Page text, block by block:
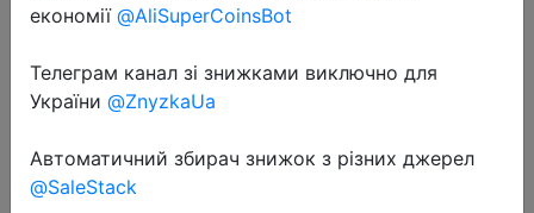
New Mechanical Fingertip Spinner
DIY Deformable Stress Relief
Transformable Creative Gyro Toy for
Kids Fingertip Spin
економії @AliSuperCoinsBot
Телеграм канал зі знижками виключно для
України @ZnyzkaUa
Автоматичний збирач знижок з різних джерел
@SaleStack